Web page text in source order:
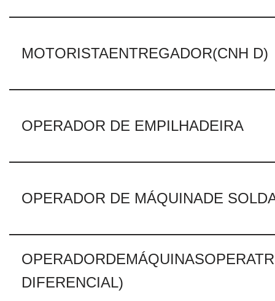
MOTORISTAENTREGADOR(CNH D)
OPERADOR DE EMPILHADEIRA
OPERADOR DE MÁQUINADE
DIFERENCIAL)